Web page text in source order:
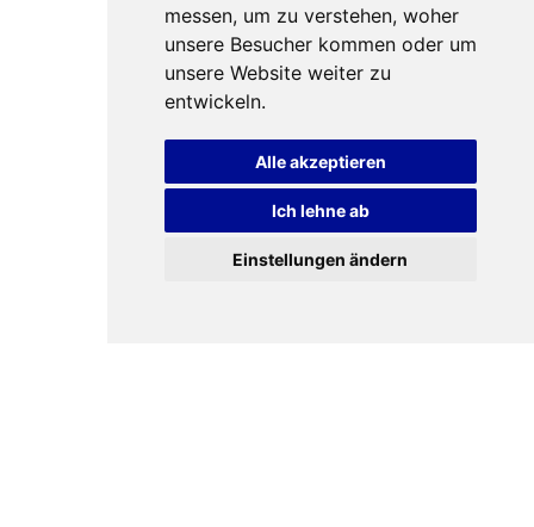
messen, um zu verstehen, woher
unsere Besucher kommen oder um
unsere Website weiter zu
entwickeln.
Alle akzeptieren
Ich lehne ab
Einstellungen ändern